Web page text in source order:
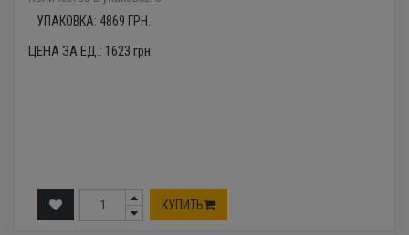
УПАКОВКА: 4869 ГРН.
ЦЕНА ЗА ЕД.: 1623 грн.
КУПИТЬ